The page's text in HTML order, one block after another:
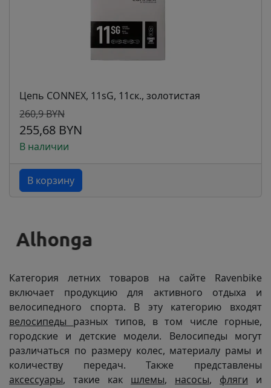
Цепь CONNEX, 11sG, 11ск., золотистая
260,9 BYN
255,68 BYN
В наличии
В корзину
Категория летних товаров на сайте Ravenbike
включает продукцию для активного отдыха и
велосипедного спорта. В эту категорию входят
велосипеды разных типов, в том числе горные,
городские и детские модели. Велосипеды могут
различаться по размеру колес, материалу рамы и
количеству передач. Также представлены
аксессуары, такие как шлемы, насосы, фляги и